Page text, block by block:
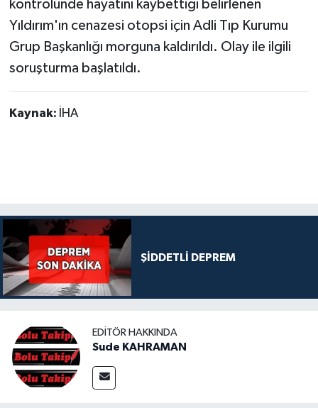
kontrolünde hayatını kaybettiği belirlenen
Yıldırım'ın cenazesi otopsi için Adli Tıp Kurumu
Grup Başkanlığı morguna kaldırıldı. Olay ile ilgili
soruşturma başlatıldı.
Kaynak: İHA
ŞİDDETLİ DEPREM
EDITÖR HAKKINDA
Sude KAHRAMAN